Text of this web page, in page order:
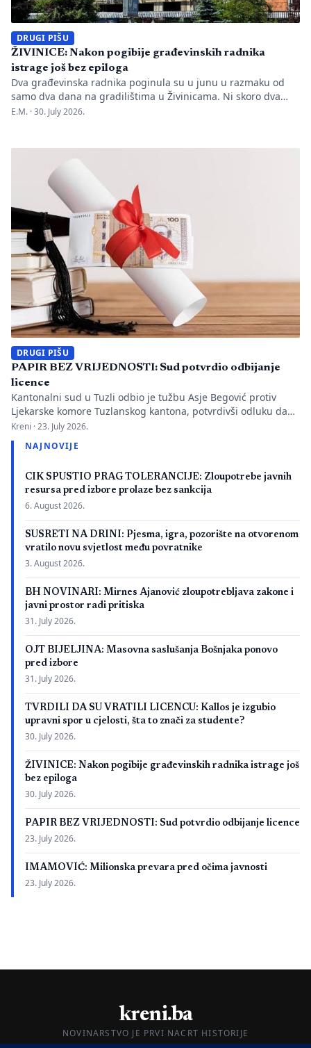
DRUGI PIŠU
ŽIVINICE: Nakon pogibije građevinskih radnika
istrage još bez epiloga
Dva građevinska radnika poginula su u junu u razmaku od
samo dva dana na gradilištima u Živinicama. Ni skoro dva
mjeseca kasnije javnosti nisu poznati uzroci nesreća, niti je
Mahmutović Dok Tužilaštvo Tuzlanskog kantona sprovodi
istrage, odgovornost […]
E.M. ·30. July 2026.
DRUGI PIŠU
PAPIR BEZ VRIJEDNOSTI: Sud potvrdio odbijanje
licence
Kantonalni sud u Tuzli odbio je tužbu Asje Begović protiv
Ljekarske komore Tuzlanskog kantona, potvrdivši odluku da
joj se ne izda, odnosno ne obnovi licenca za samostalan rad
zbog neispunjavanja propisanih uslova. Presuda bi mogla
imati značaj i za druge postupke koje bivši studenti spornih
Hercegovini. […]
Kreni ·23. July 2026.
NAJNOVIJE
CIK SPUSTIO PRAG TOLERANCIJE: Zloupotrebe javnih
resursa pred izbore prolaze bez sankcija
6. August 2026.
SUSRETI NA DRINI: Pjesma, igra, pozorište na otvorenom
vratilo novu svjetlost među povratnike
3. August 2026.
BH NOVINARI: Mirnes Ajanović zloupotrebljava zakone i
javni prostor radi pritiska
31. July 2026.
OJT BIJELJINA: Masovna saslušanja Bošnjaka ponovo
pred izbore
31. July 2026.
TVRDILI DA SU VRATILI LICENCU: Kallos je izgubio
upravni spor u cjelosti, šta to znači za studente?
30. July 2026.
ŽIVINICE: Nakon pogibije građevinskih radnika istrage još
bez epiloga
30. July 2026.
PAPIR BEZ VRIJEDNOSTI: Sud potvrdio odbijanje licence
23. July 2026.
IMAMOVIĆ: Milionska prevara pred očima javnosti
23. July 2026.
kreni.ba
NOVINARSTVO JE PRVI NACRT HISTORIJE